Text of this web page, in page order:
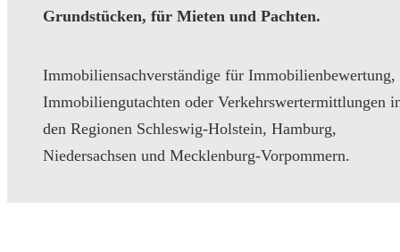
Grundstücken, für Mieten und Pachten.
Immobiliensachverständige für Immobilienbewertung,
Immobiliengutachten oder Verkehrswertermittlungen
den Regionen Schleswig-Holstein, Hamburg,
Niedersachsen und Mecklenburg-Vorpommern.